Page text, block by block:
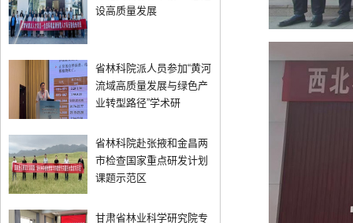
设高质量发展
省林科院派人员参加“黄河
流域高质量发展与绿色产
业转型路径”学术研
省林科院赴张掖和金昌两
市检查国家重点研发计划
课题示范区
甘肃省林业科学研究院专